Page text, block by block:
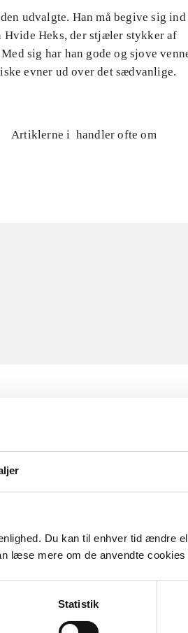
Du kan til enhver tid ændre
læse mere om de anvendte cookies
Statistik
udvalgte. Han må begive sig ind
Heks, der stjæler stykker af
sig har han gode og sjove
evner ud over det sædvanlige.
Artiklerne i handler ofte om